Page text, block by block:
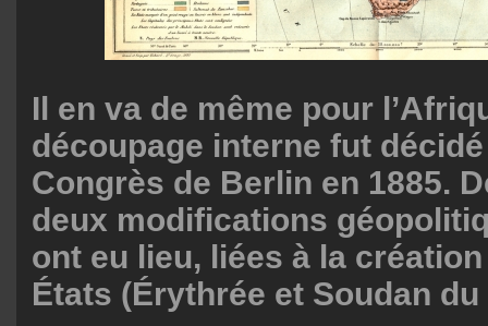
Il en va de même pour
découpage interne fut
Congrès de Berlin en 1885.
deux modifications
ont eu lieu, liées à la
États (Érythrée et Soudan du